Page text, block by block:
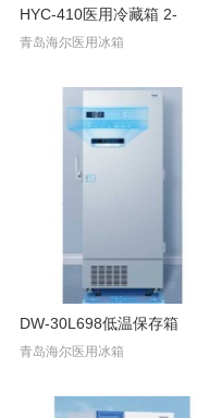
HYC-410医用冷藏箱 2-
青岛海尔医用冰箱
DW-30L698低温保存箱
青岛海尔医用冰箱